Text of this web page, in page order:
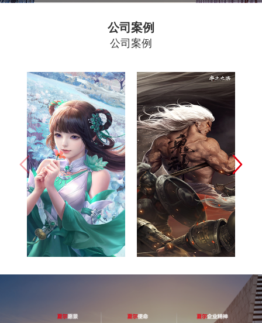
公司案例
公司案例
诛仙
完美世界(北
京)网络技术
有限公司
滨
网易（杭州）
科技有限公司